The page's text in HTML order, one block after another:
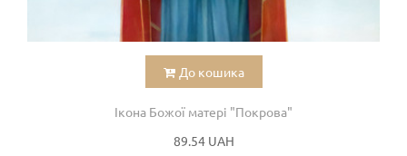
До кошика
Ікона Божої матері "Покрова"
89.54 UAH